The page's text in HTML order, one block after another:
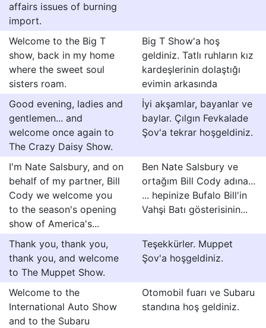
affairs issues of burning
import.
Welcome to the Big T
show, back in my home
where the sweet soul
sisters roam.
Big T Show'a hoş
geldiniz. Tatlı ruhların kız
kardeşlerinin dolaştığı
evimin arkasında
Good evening, ladies and
gentlemen... and
welcome once again to
The Crazy Daisy Show.
İyi akşamlar, bayanlar ve
baylar. Çılgın Fevkalade
Şov'a tekrar hoşgeldiniz.
I'm Nate Salsbury, and on
behalf of my partner, Bill
Cody we welcome you
to the season's opening
show of America's...
Ben Nate Salsbury ve
ortağım Bill Cody adına...
... hepinize Bufalo Bill'in
Vahşi Batı gösterisinin...
Thank you, thank you,
thank you, and welcome
to The Muppet Show.
Teşekkürler. Muppet
Şov'a hoşgeldiniz.
Welcome to the
International Auto Show
and to the Subaru
Otomobil fuarı ve Subaru
standına hoş geldiniz.